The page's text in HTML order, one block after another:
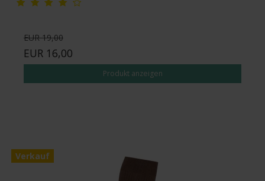
EUR 19,00
EUR 16,00
Produkt anzeigen
Verkauf